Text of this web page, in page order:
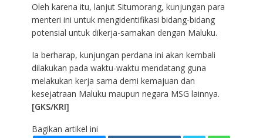
Oleh karena itu, lanjut Situmorang, kunjungan para
menteri ini untuk mengidentifikasi bidang-bidang
potensial untuk dikerja-samakan dengan Maluku.
Ia berharap, kunjungan perdana ini akan kembali
dilakukan pada waktu-waktu mendatang guna
melakukan kerja sama demi kemajuan dan
kesejatraan Maluku maupun negara MSG lainnya.
[GKS/KRI]
Bagikan artikel ini